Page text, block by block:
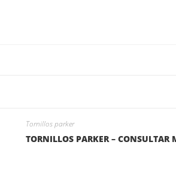
Tornillos parker
TORNILLOS PARKER – CONSULTAR